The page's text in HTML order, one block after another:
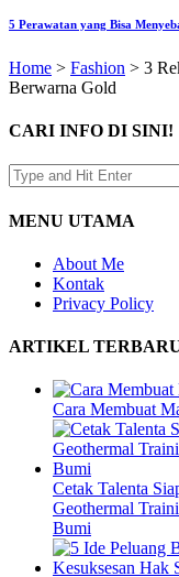
5 Perawatan yang Bisa
Home > Fashion > 3
Berwarna Gold
CARI INFO DI SINI!
MENU UTAMA
About Me
Kontak
Privacy Policy
ARTIKEL
Cara Membuat
Cetak Talenta
Geothermal
Bumi